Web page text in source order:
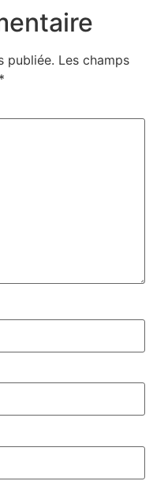
publiée. Les champs
*